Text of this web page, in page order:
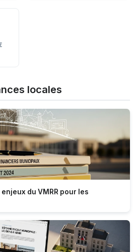
locales
du VMRR pour les